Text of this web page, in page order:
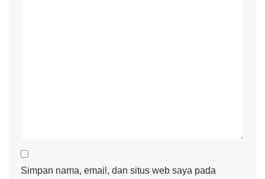
Simpan nama, email, dan situs web saya pada